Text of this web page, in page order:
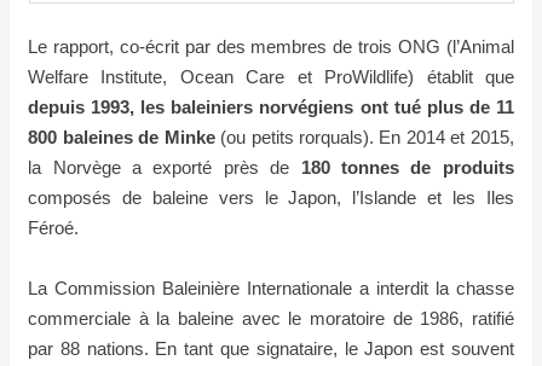
Le rapport, co-écrit par des membres de trois ONG (l’Animal
Welfare Institute, Ocean Care et ProWildlife) établit que
depuis 1993, les baleiniers norvégiens ont tué plus de 11
800 baleines de Minke (ou petits rorquals). En 2014 et 2015,
la Norvège a exporté près de 180 tonnes de produits
composés de baleine vers le Japon, l’Islande et les Iles
Féroé.
La Commission Baleinière Internationale a interdit la chasse
commerciale à la baleine avec le moratoire de 1986, ratifié
par 88 nations. En tant que signataire, le Japon est souvent